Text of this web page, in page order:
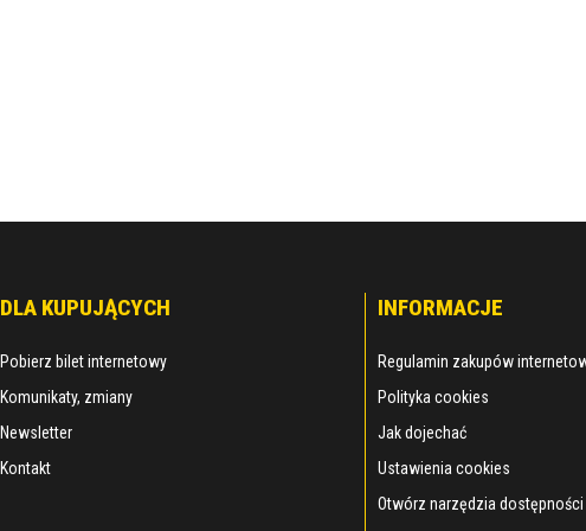
DLA KUPUJĄCYCH
Pobierz bilet internetowy
Komunikaty, zmiany
Newsletter
Kontakt
INFORMACJE
Regulamin zakupów
Polityka cookies
Jak dojechać
Ustawienia cookies
Otwórz narzędzia dostępności